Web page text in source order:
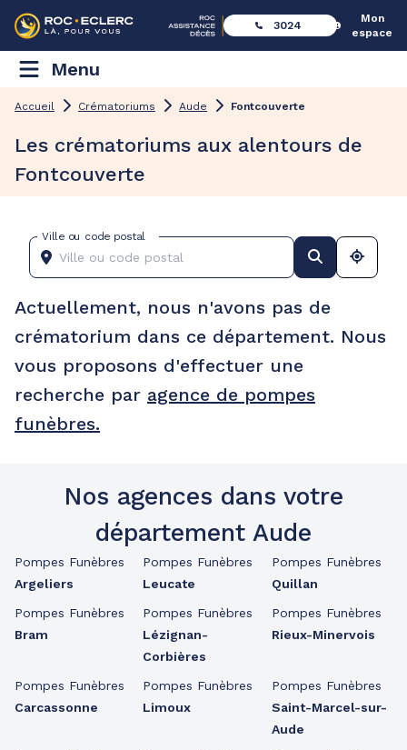
3024
Mon
espace
Menu
Accueil Crématoriums Aude Fontcouverte
Les crématoriums aux alentours de
Fontcouverte
Ville ou code postal
Actuellement, nous n'avons pas de
crématorium dans ce département. Nous
vous proposons d'effectuer une
recherche par agence de pompes
funèbres.
Nos agences dans votre
département Aude
Pompes Funèbres
Argeliers
Pompes Funèbres
Bram
Pompes Funèbres
Carcassonne
Pompes Funèbres
Leucate
Pompes Funèbres
Lézignan-
Corbières
Pompes Funèbres
Limoux
Pompes Funèbres
Quillan
Pompes Funèbres
Rieux-Minervois
Pompes Funèbres
Saint-Marcel-sur-
Aude